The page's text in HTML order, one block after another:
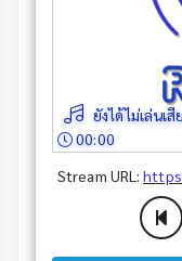
ยังได้ไม่เล่นเสี
00:00
Stream URL: